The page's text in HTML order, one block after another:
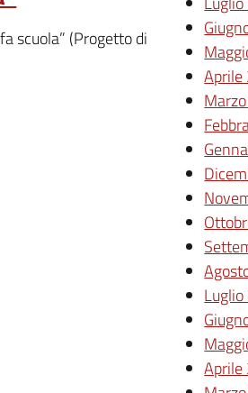
scuola” (Progetto di